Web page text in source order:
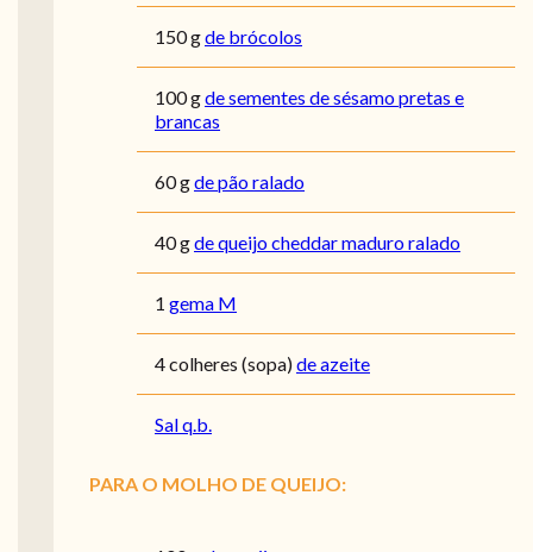
150gde brócolos
100gde sementes de sésamo pretas e
brancas
60gde pão ralado
40gde queijo cheddar maduro ralado
1 gema M
4colheres (sopa)de azeite
Sal q.b.
PARA O MOLHO DE QUEIJO: